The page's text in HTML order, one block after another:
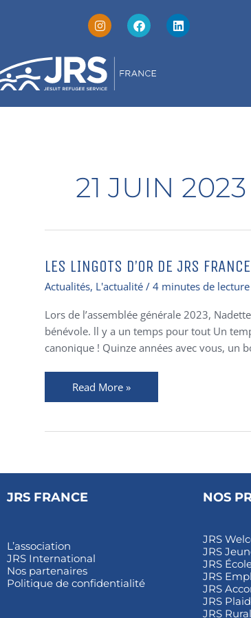
n
s
t
g
r
a
a
c
e
o
i
n
k
21 JUIN 2023
LES LINGOTS D’OR DE JRS
Actualités, L'actualité/ 4 minutes de lecture
Lors de l’assemblée générale 2023,
bénévole. ll y a un temps pour tout Un
canonique ! Quinze années avec vous, un
Les
lingots
de
JRS
France
Nadette
Read More »
JRS FRANCE
L’association
JRS International
Nos partenaires
Politique de confidentialité
NOS
JRS
JRS
JRS
JRS
JRS
JRS
JRS